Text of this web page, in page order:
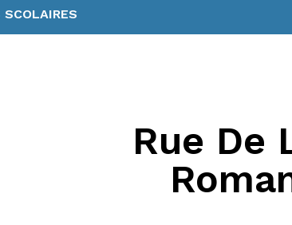
SCOLAIRES
Rue De